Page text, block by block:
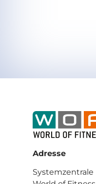
Adresse
Systemzentrale